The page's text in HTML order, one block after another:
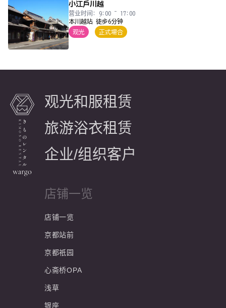
小江戶川越
营业时间: 9:00 ~ 17:00
本川越站 徒步6分钟
观光
正式場合
观光和服租赁
旅游浴衣租赁
企业/组织客户
店铺一览
店铺一览
京都站前
京都祇园
心斋桥OPA
浅草
银座